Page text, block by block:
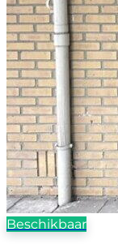
Beschikbaar